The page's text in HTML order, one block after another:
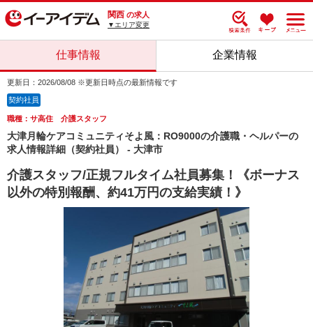
関西 の求人
▼エリア変更
仕事情報 企業情報
更新日：2026/08/08 ※更新日時点の最新情報です
契約社員
職種：サ高住 介護スタッフ
大津月輪ケアコミュニティそよ風：RO9000の介護職・ヘルパーの
求人情報詳細（契約社員） - 大津市
介護スタッフ/正規フルタイム社員募集！《ボーナス
以外の特別報酬、約41万円の支給実績！》